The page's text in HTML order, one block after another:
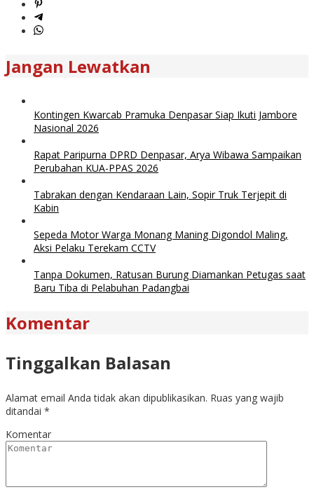
Jangan Lewatkan
Kontingen Kwarcab Pramuka Denpasar Siap Ikuti Jambore
Nasional 2026
Rapat Paripurna DPRD Denpasar, Arya Wibawa Sampaikan
Perubahan KUA-PPAS 2026
Tabrakan dengan Kendaraan Lain, Sopir Truk Terjepit di
Kabin
Sepeda Motor Warga Monang Maning Digondol Maling,
Aksi Pelaku Terekam CCTV
Tanpa Dokumen, Ratusan Burung Diamankan Petugas saat
Baru Tiba di Pelabuhan Padangbai
Komentar
Tinggalkan Balasan
Alamat email Anda tidak akan dipublikasikan. Ruas yang wajib
ditandai *
Komentar